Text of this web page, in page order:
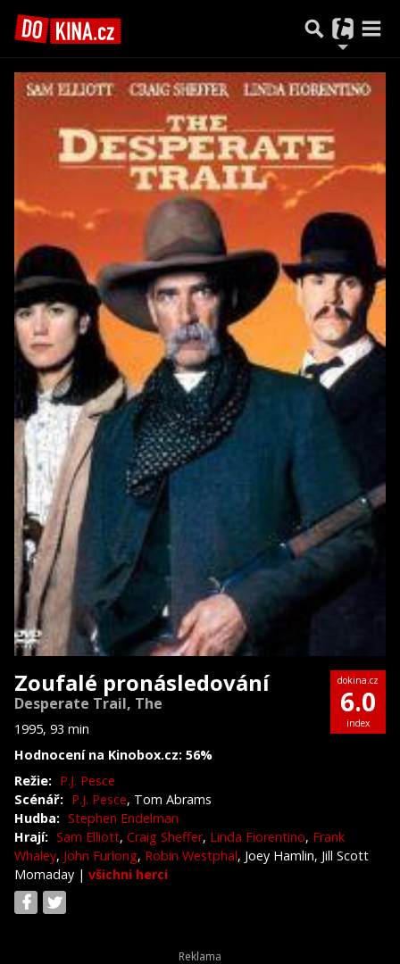
Zoufalé pronásledování
Desperate Trail, The
1995, 93 min
Hodnocení na Kinobox.cz: 56%
dokina.cz
6.0
index
Režie: P.J. Pesce
Scénář: P.J. Pesce, Tom Abrams
Hudba: Stephen Endelman
Hrají: Sam Elliott, Craig Sheffer, Linda Fiorentino, Frank
Whaley, John Furlong, Robin Westphal, Joey Hamlin, Jill Scott
Momaday | všichni herci